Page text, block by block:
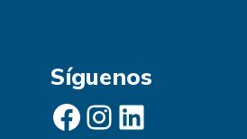
Síguenos
Facebook Instagram LinkedIn